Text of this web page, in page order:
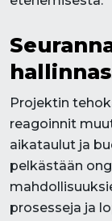
Projektin
reagoinnit
aikataulut ja
pelkästään
prosesseja ja